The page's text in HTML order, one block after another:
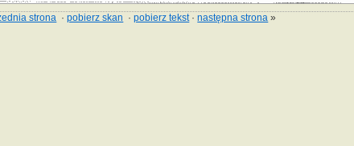
strona ·pobierz skan ·pobierz tekst·następna strona »